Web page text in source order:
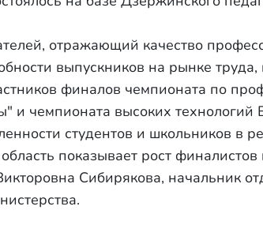
отражающий качество
выпускников на рынке
финалов чемпионата по
и чемпионата высоких технологий
студентов и школьников в
показывает рост
Сибирякова, начальник